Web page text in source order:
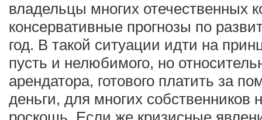
владельцы многих отечественных
консервативные прогнозы по
год. В такой ситуации идти на
пусть и нелюбимого, но
арендатора, готового платить за
деньги, для многих собственников